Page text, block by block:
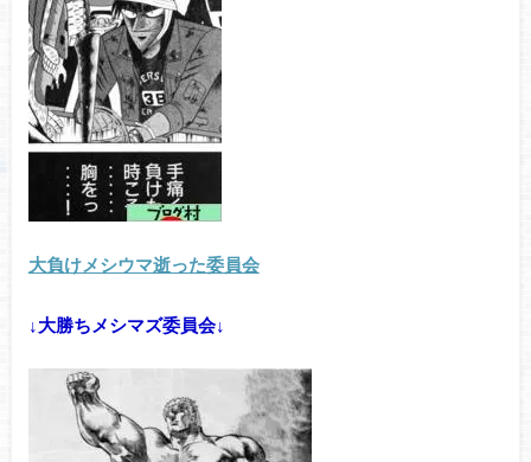
大負けメシウマ逝った委員会
↓大勝ちメシマズ委員会↓